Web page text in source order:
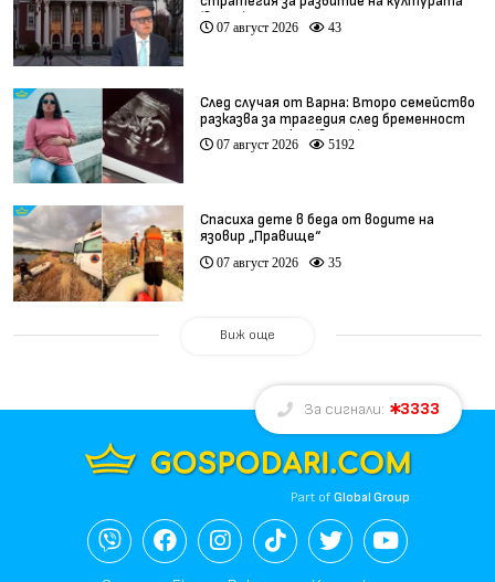
(видео)
07 август 2026 43
След случая от Варна: Второ семейство
разказва за трагедия след бременност
при същия лекар (видео)
07 август 2026 5192
Спасиха дете в беда от водите на
язовир „Правище“
07 август 2026 35
Виж още
За сигнали: 3333
Part ofGlobal Group